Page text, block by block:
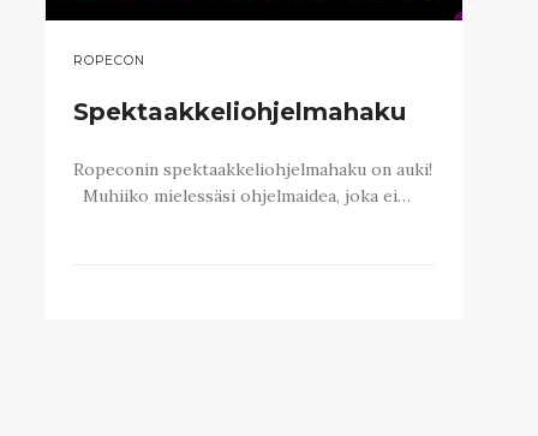
ROPECON
Spektaakkeliohjelmahaku
Ropeconin spektaakkeliohjelmahaku on auki!
Muhiiko mielessäsi ohjelmaidea, joka ei…